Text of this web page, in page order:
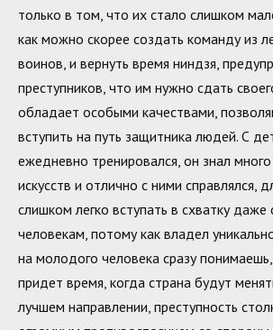
только в том, что их стало слишком
как можно скорее создать команду из
воинов, и вернуть время ниндзя,
преступников, что им нужно сдать
обладает особыми качествами,
вступить на путь защитника людей. С
ежедневно тренировался, он знал
искусств и отлично с ними справлялся,
слишком легко вступать в схватку даже
человекам, потому как владел
на молодого человека сразу
придет время, когда страна будут
лучшем направлении, преступность